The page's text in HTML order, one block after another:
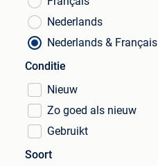
Nederlands
Nederlands & Français
Conditie
Nieuw
Zo goed als nieuw
Gebruikt
Soort